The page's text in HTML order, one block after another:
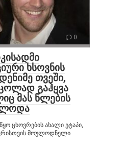
0
ხსოვნის
თვეში,
გაჰყვა
მას წლების
ცხოვრების ახალი ეტაპი,
მოულოდნელი